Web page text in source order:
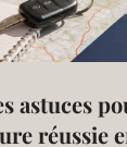
astuces
réussie